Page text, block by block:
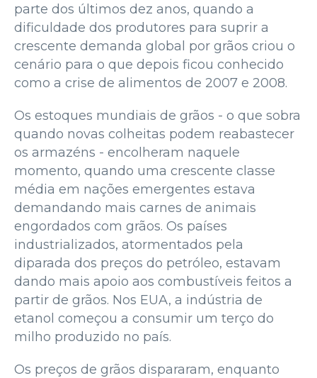
parte dos últimos dez anos, quando a
dificuldade dos produtores para suprir a
crescente demanda global por grãos criou o
cenário para o que depois ficou conhecido
como a crise de alimentos de 2007 e 2008.
Os estoques mundiais de grãos - o que sobra
quando novas colheitas podem reabastecer
os armazéns - encolheram naquele
momento, quando uma crescente classe
média em nações emergentes estava
demandando mais carnes de animais
engordados com grãos. Os países
industrializados, atormentados pela
diparada dos preços do petróleo, estavam
dando mais apoio aos combustíveis feitos a
partir de grãos. Nos EUA, a indústria de
etanol começou a consumir um terço do
milho produzido no país.
Os preços de grãos dispararam, enquanto